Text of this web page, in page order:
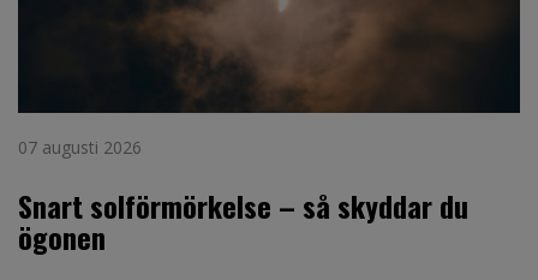
07 augusti 2026
Snart solförmörkelse – så skyddar du
ögonen